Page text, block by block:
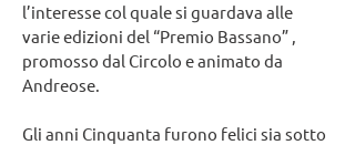
l’interesse col quale si guardava alle
varie edizioni del “Premio Bassano” ,
promosso dal Circolo e animato da
Andreose.
Gli anni Cinquanta furono felici sia sotto